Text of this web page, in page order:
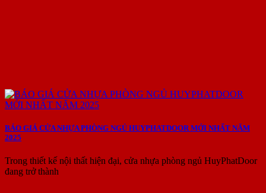
BÁO GIÁ CỬA NHỰA PHÒNG NGỦ HUYPHATDOOR MỚI NHẤT NĂM
2025
Trong thiết kế nội thất hiện đại, cửa nhựa phòng ngủ HuyPhatDoor
đang trở thành